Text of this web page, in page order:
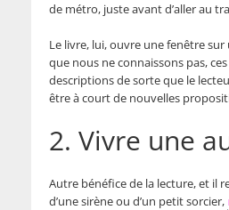
de métro, juste avant d’aller au
Le livre, lui, ouvre une fenêtre
que nous ne connaissons pas,
descriptions de sorte que le
être à court de nouvelles
2. Vivre une
Autre bénéfice de la lecture, et il
d’une sirène ou d’un petit sorcier,